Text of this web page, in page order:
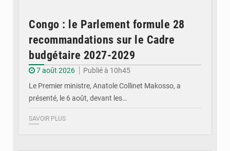
Congo : le Parlement formule 28
recommandations sur le Cadre
budgétaire 2027-2029
7 août 2026
Publié à 10h45
Le Premier ministre, Anatole Collinet Makosso, a
présenté, le 6 août, devant les…
SAVOIR PLUS